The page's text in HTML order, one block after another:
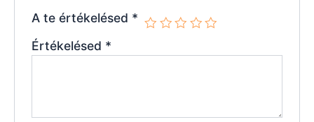
A te értékelésed *
Értékelésed *